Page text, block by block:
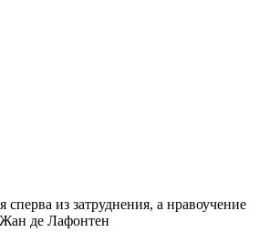
из затруднения, а нравоучение
Жан де Лафонтен